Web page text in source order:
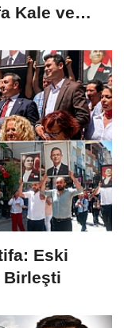
Kale ve
Eski
Birleşti